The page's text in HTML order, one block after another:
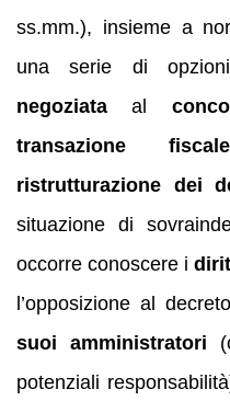
ss.mm.), insieme a
una serie di
negoziata al
transazione fiscale
ristrutturazione dei
situazione di
occorre conoscere i
l’opposizione al
suoi amministratori
potenziali